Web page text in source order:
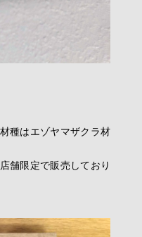
種はエゾヤマザクラ材
舗限定で販売しており